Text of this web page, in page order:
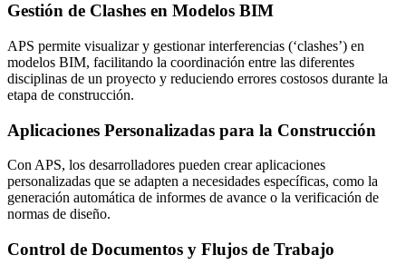
Gestión de Clashes en Modelos BIM
APS permite visualizar y gestionar interferencias (‘clashes’) en
modelos BIM, facilitando la coordinación entre las diferentes
disciplinas de un proyecto y reduciendo errores costosos durante la
etapa de construcción.
Aplicaciones Personalizadas para la Construcción
Con APS, los desarrolladores pueden crear aplicaciones
personalizadas que se adapten a necesidades específicas, como la
generación automática de informes de avance o la verificación de
normas de diseño.
Control de Documentos y Flujos de Trabajo